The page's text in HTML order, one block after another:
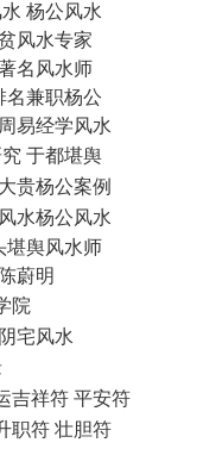
杨公风水
风水专家
名风水师
名兼职杨公
易经学风水
于都堪舆
贵杨公案例
水杨公风水
堪舆风水师
陈蔚明
院
宅风水
吉祥符 平安符
职符 壮胆符